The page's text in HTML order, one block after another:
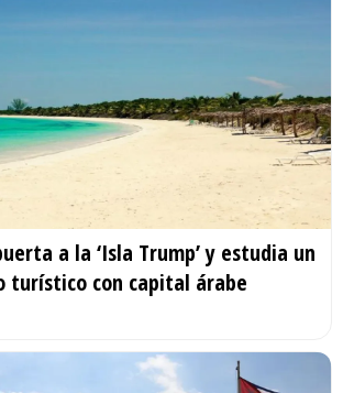
a la ‘Isla Trump’ y estudia un
turístico con capital árabe